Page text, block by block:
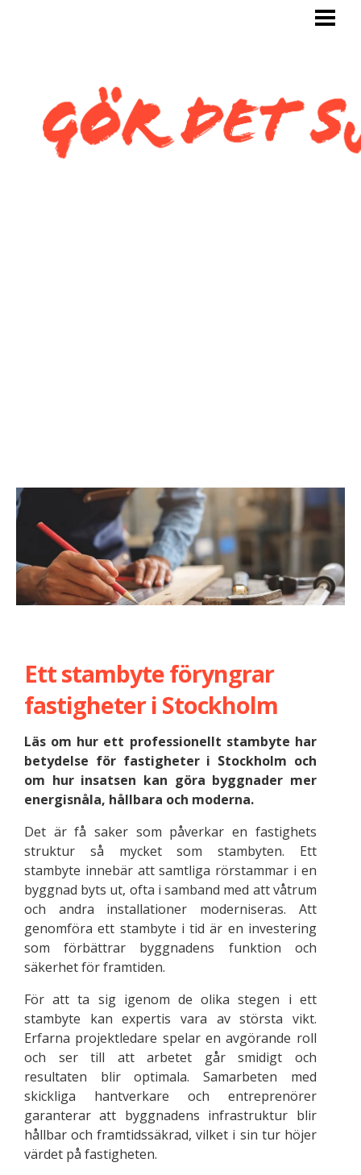
KAKLA SJÄLV
KAKLA TOALETT
Ett stambyte föryngrar
fastigheter i Stockholm
Läs om hur ett professionellt stambyte har
betydelse för fastigheter i Stockholm och
om hur insatsen kan göra byggnader mer
energisnåla, hållbara och moderna.
Det är få saker som påverkar en fastighets
struktur så mycket som stambyten. Ett
stambyte innebär att samtliga rörstammar i en
byggnad byts ut, ofta i samband med att våtrum
och andra installationer moderniseras. Att
genomföra ett stambyte i tid är en investering
som förbättrar byggnadens funktion och
säkerhet för framtiden.
För att ta sig igenom de olika stegen i ett
stambyte kan expertis vara av största vikt.
Erfarna projektledare spelar en avgörande roll
och ser till att arbetet går smidigt och
resultaten blir optimala. Samarbeten med
skickliga hantverkare och entreprenörer
garanterar att byggnadens infrastruktur blir
hållbar och framtidssäkrad, vilket i sin tur höjer
värdet på fastigheten.